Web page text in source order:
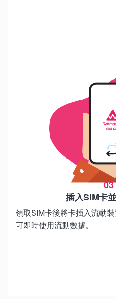
03
插入SIM卡
領取SIM卡後將卡插入流動
可即時使用流動數據。